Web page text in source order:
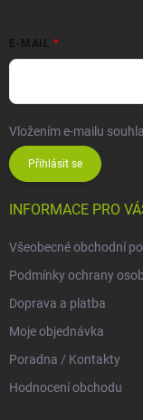
E-MAIL
Vložením e-mailu
Přihlásit se
INFORMACE PRO
Všeobecné obchodní
Podmínky ochrany
Doprava a platba
Moje objednávka
Poradna / Kontakty
Hodnocení obchodu